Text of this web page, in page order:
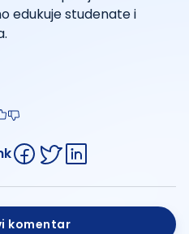
edukuje studenate i
komentar